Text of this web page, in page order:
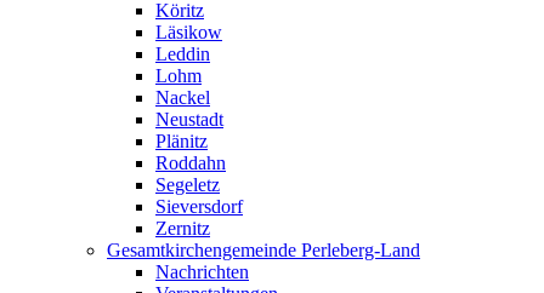
Köritz
Läsikow
Leddin
Lohm
Nackel
Neustadt
Plänitz
Roddahn
Segeletz
Sieversdorf
Zernitz
Gesamtkirchengemeinde Perleberg-Land
Nachrichten